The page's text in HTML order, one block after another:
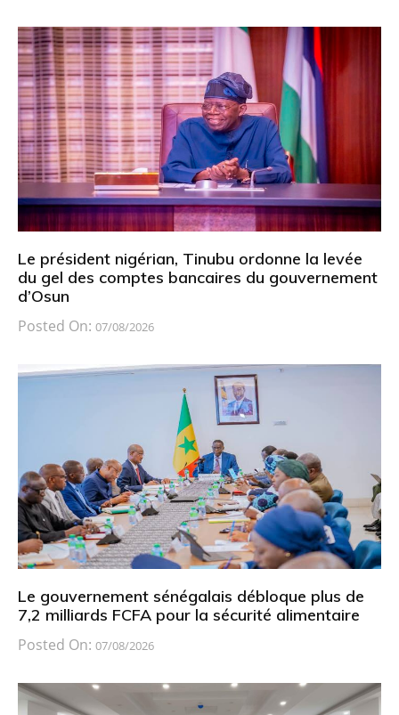
Le président nigérian, Tinubu ordonne la levée
du gel des comptes bancaires du gouvernement
d’Osun
Posted On: 07/08/2026
Le gouvernement sénégalais débloque plus de
7,2 milliards FCFA pour la sécurité alimentaire
Posted On: 07/08/2026